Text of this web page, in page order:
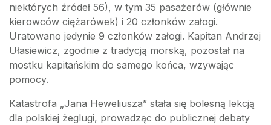
niektórych źródeł 56), w tym 35 pasażerów (głównie
kierowców ciężarówek) i 20 członków załogi.
Uratowano jedynie 9 członków załogi. Kapitan Andrzej
Ułasiewicz, zgodnie z tradycją morską, pozostał na
mostku kapitańskim do samego końca, wzywając
pomocy.
Katastrofa „Jana Heweliusza” stała się bolesną lekcją
dla polskiej żeglugi, prowadząc do publicznej debaty